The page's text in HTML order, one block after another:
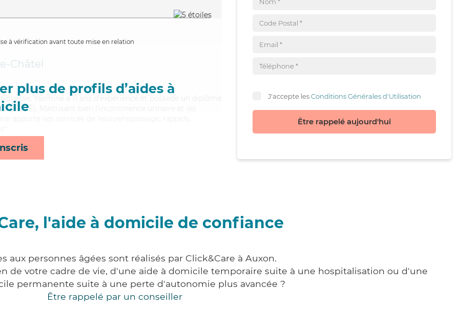
à vérification avant toute mise en relation
plus de profils d’aides à
Châtel
Yasmine a 11 ans d'expérience et possède un diplôme
(ADVF). Maitrisant bien l'incontinence urinaire et les
J'accepte lesConditions Générales d'Utilisation
Être rappelé aujourd'hui
l'aide à domicile de confiance
aux personnes âgées sont réalisés par Click&Care à Auxon.
de votre cadre de vie, d'une aide à domicile temporaire suite à une hospitalisation ou d'une
permanente suite à une perte d'autonomie plus avancée ?
Être rappelé par un conseiller